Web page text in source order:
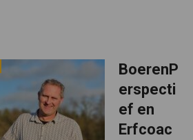
BoerenP
erspecti
ef en
Erfcoac